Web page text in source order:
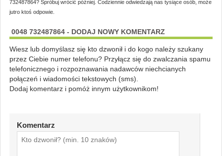
732487864? Spróbuj wrócić później. Codziennie odwiedzają nas tysiące osób, może
jutro ktoś odpowie.
0048 732487864 - DODAJ NOWY KOMENTARZ
Wiesz lub domyślasz się kto dzwonił i do kogo należy szukany
przez Ciebie numer telefonu? Przyłącz się do zwalczania spamu
telefonicznego i rozpoznawania nadawców niechcianych
połączeń i wiadomości tekstowych (sms).
Dodaj komentarz i pomóż innym użytkownikom!
Komentarz